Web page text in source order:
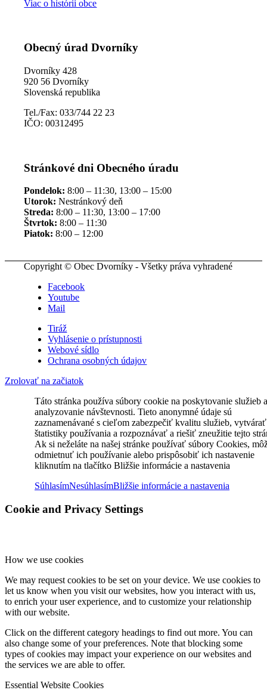
Viac o histórii obce
Obecný úrad Dvorníky
Dvorníky 428
920 56 Dvorníky
Slovenská republika
Tel./Fax: 033/744 22 23
IČO: 00312495
Stránkové dni Obecného úradu
Pondelok: 8:00 – 11:30, 13:00 – 15:00
Utorok: Nestránkový deň
Streda: 8:00 – 11:30, 13:00 – 17:00
Štvrtok: 8:00 – 11:30
Piatok: 8:00 – 12:00
Copyright © Obec Dvorníky - Všetky práva vyhradené
Facebook
Youtube
Mail
Tiráž
Vyhlásenie o prístupnosti
Webové sídlo
Ochrana osobných údajov
Zrolovať na začiatok
Táto stránka používa súbory cookie na poskytovanie služieb a
analyzovanie návštevnosti. Tieto anonymné údaje sú
zaznamenávané s cieľom zabezpečiť kvalitu služieb, vytvárať
štatistiky používania a rozpoznávať a riešiť zneužitie tejto
Ak si neželáte na našej stránke používať súbory Cookies,
odmietnuť ich používanie alebo prispôsobiť ich nastavenie
kliknutím na tlačítko Bližšie informácie a nastavenia
SúhlasímNesúhlasímBližšie informácie a nastavenia
Cookie and Privacy Settings
How we use cookies
We may request cookies to be set on your device. We use cookies to
let us know when you visit our websites, how you interact with us,
to enrich your user experience, and to customize your relationship
with our website.
Click on the different category headings to find out more. You can
also change some of your preferences. Note that blocking some
types of cookies may impact your experience on our websites and
the services we are able to offer.
Essential Website Cookies